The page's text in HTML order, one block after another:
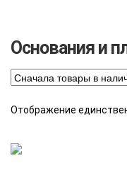
Основания и
Отображение